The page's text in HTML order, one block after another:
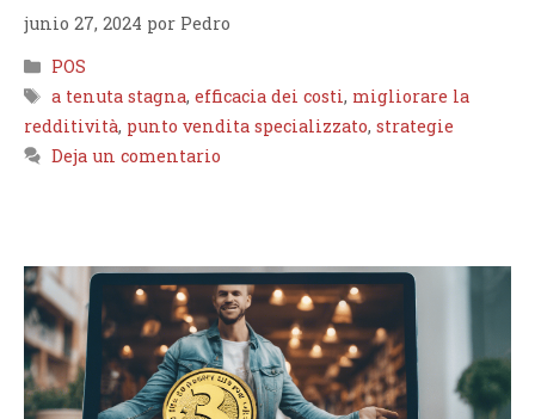
junio 27, 2024 por Pedro
Categorías
POS
Etiquetas
a tenuta stagna,efficacia dei costi, migliorare la
redditività, punto vendita specializzato, strategie
Deja un comentario